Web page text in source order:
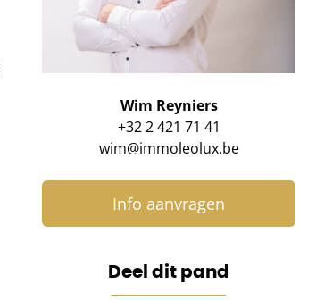
Wim Reyniers
+32 2 421 71 41
wim@immoleolux.be
Info aanvragen
Deel dit pand